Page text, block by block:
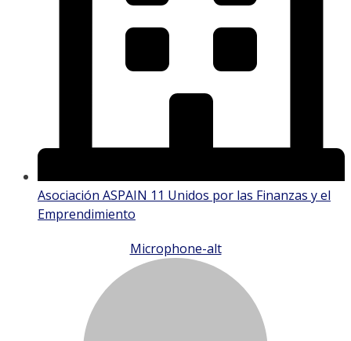
Asociación ASPAIN 11 Unidos por las Finanzas y el
Emprendimiento
Microphone-alt